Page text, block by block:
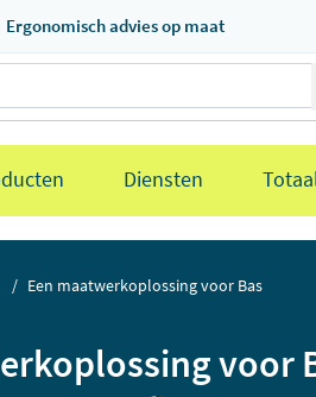
Ergonomisch advies op maat
Diensten
Een maatwerkoplossing voor Bas
voor